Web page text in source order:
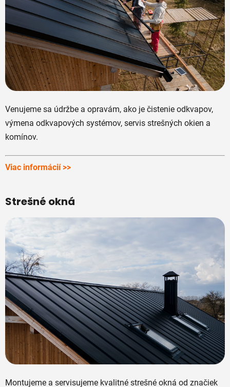
Venujeme sa údržbe a opravám, ako je čistenie odkvapov,
výmena odkvapových systémov, servis strešných okien a
komínov.
Viac informácií >>
Strešné okná
Montujeme a servisujeme kvalitné strešné okná od značiek